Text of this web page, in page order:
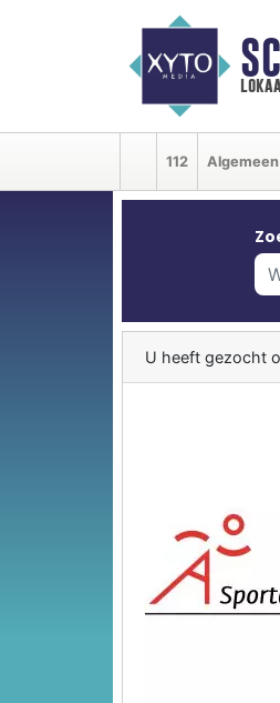
112 Algemeen
U heeft gezocht